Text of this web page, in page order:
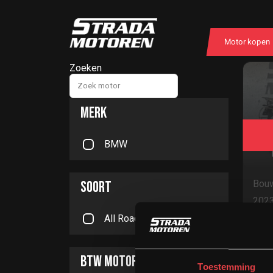
Toestemming
Motor kopen
Zoeken
MERK
BMW
SOORT
All Road
BTW MOTOR
2023